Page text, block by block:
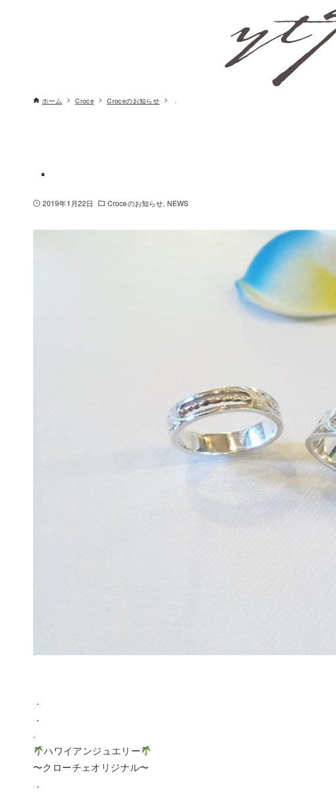
ホーム Croce Croceのお知らせ ．
．
2019年1月22日 Croceのお知らせ NEWS
．
．
.
ハワイアンジュエリー
〜クローチェオリジナル〜
．